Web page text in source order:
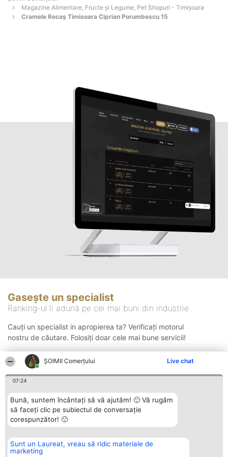
ȘOIMII Comerțului Live chat
07:24
Bună, suntem încântați să vă ajutăm! 🙂 Vă rugăm
să faceți clic pe subiectul de conversație
corespunzător! 🙂
Sunt un Laureat, vreau să ridic materiale de
marketing
Magazine Alimentare, Fructe și Legume, Pet Shopuri - Timişoara
Cramele Recaș Timisoara Ciprian Porumbescu 15
Gasește un specialist
Ranking-ul îi adună pe cei mai buni din industrie
Cauți un specialist in apropierea ta? Verificați motorul
nostru de căutare. Folosiți doar cele mai bune servicii!
Organizator Ranking
BRIGHT SOLUTIONS BR SRL
Plebiscyt Contact